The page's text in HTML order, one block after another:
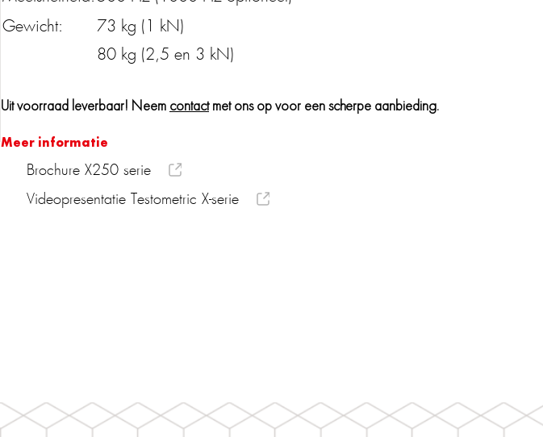
Gewicht:
73 kg (1 kN)
80 kg (2,5 en 3 kN)
Uit voorraad leverbaar! Neem contactmet ons op voor een scherpe aanbieding.
Meer informatie
Brochure X250 serie
Videopresentatie Testometric X-serie